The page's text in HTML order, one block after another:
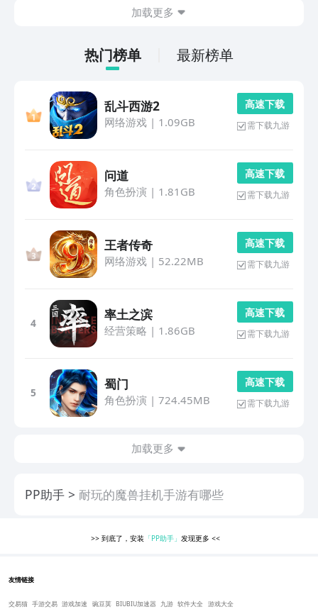
加载更多
热门榜单 最新榜单
乱斗西游2
网络游戏| 1.09GB
高 速 下 载
需下载九游
问道
角色扮演 | 1.81GB
高 速 下 载
需下载九游
王者传奇
网络游戏| 52.22MB
高 速 下 载
需下载九游
4
率土之滨
经营策略 | 1.86GB
高 速 下 载
需下载九游
5
蜀门
角色扮演 | 724.45MB
高 速 下 载
需下载九游
加载更多
PP助手 耐玩的魔兽挂机手游有哪些
>> 到底了，安装 「PP助手」 发现更多<<
友情链接
交易猫 手游交易 游戏加速 豌豆荚 BIUBIU加速器 九游 软件大全 游戏大全